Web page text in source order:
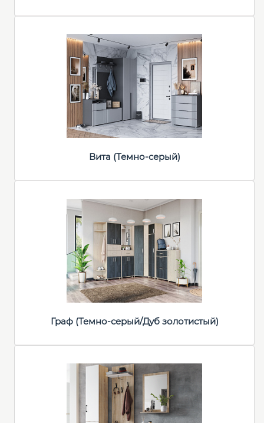
Вита (Темно-серый)
Граф (Темно-серый/Дуб золотистый)